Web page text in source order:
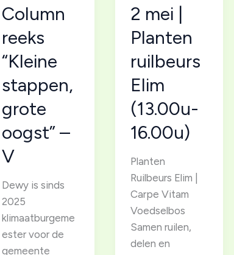
1v3
Column
reeks
“Kleine
stappen,
grote
oogst” –
V
Dewy is sinds
2025
klimaatburgeme
ester voor de
gemeente
2 mei |
Planten
ruilbeurs
Elim
(13.00u-
16.00u)
Planten
Ruilbeurs Elim |
Carpe Vitam
Voedselbos
Samen ruilen,
delen en